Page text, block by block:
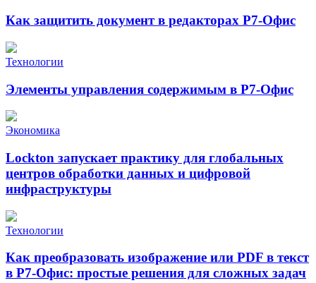
Как защитить документ в редакторах Р7-Офис
Технологии
Элементы управления содержимым в Р7-Офис
Экономика
Lockton запускает практику для глобальных
центров обработки данных и цифровой
инфраструктуры
Технологии
Как преобразовать изображение или PDF в текст
в Р7-Офис: простые решения для сложных задач